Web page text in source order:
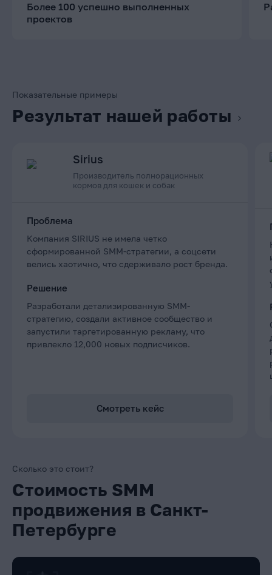
Более 100 успешно выполненных
проектов
Показательные примеры
Результат нашей работы
Sirius
Производитель полнорационных
кормов для кошек и собак
Смотреть кейс
Проблема
Компания SIRIUS не имела четко
сформированной SMM-стратегии, а соцсети
велись хаотично, что сдерживало рост бренда.
Решение
Разработали детализированную SMM-
стратегию, создали активное сообщество и
запустили таргетированную рекламу, что
привлекло 12,000 новых подписчиков.
Сколько это стоит?
Стоимость SMM
продвижения в Санкт-
Петербурге